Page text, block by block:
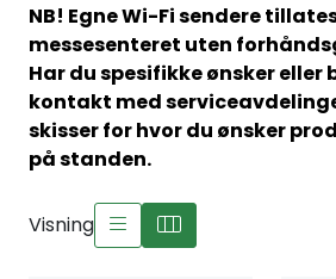
NB! Egne Wi-Fi sendere
messesenteret uten
Har du spesifikke ønsker eller
kontakt med
skisser for hvor du ønsker
på standen.
Visning